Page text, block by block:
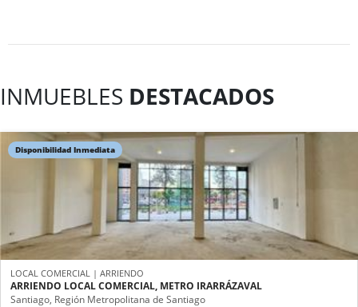
INMUEBLES DESTACADOS
Disponibilidad Inmediata
LOCAL COMERCIAL | ARRIENDO
ARRIENDO LOCAL COMERCIAL, METRO IRARRÁZAVAL
Santiago, Región Metropolitana de Santiago